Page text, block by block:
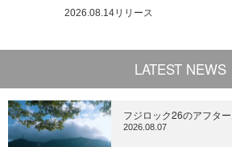
2026.08.14リリース
LATEST NEWS
フジロック26のアフタ
2026.08.07